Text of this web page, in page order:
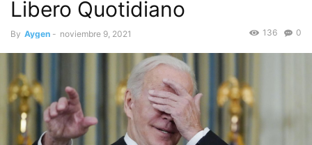
Libero Quotidiano
By Aygen - noviembre 9, 2021 0
136